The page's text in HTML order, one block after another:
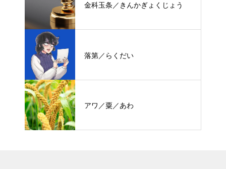
金科玉条／きんかぎょくじょう
落第／らくだい
アワ／粟／あわ